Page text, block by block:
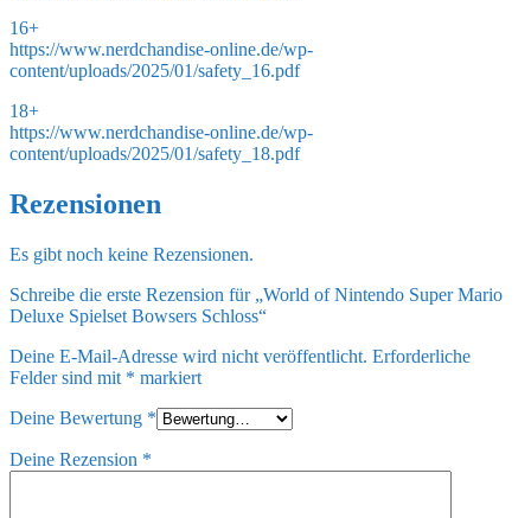
16+
https://www.nerdchandise-online.de/wp-
content/uploads/2025/01/safety_16.pdf
18+
https://www.nerdchandise-online.de/wp-
content/uploads/2025/01/safety_18.pdf
Rezensionen
Es gibt noch keine Rezensionen.
Schreibe die erste Rezension für „World of Nintendo Super Mario
Deluxe Spielset Bowsers Schloss“
Deine E-Mail-Adresse wird nicht veröffentlicht. Erforderliche
Felder sind mit * markiert
Deine Bewertung *
Deine Rezension *